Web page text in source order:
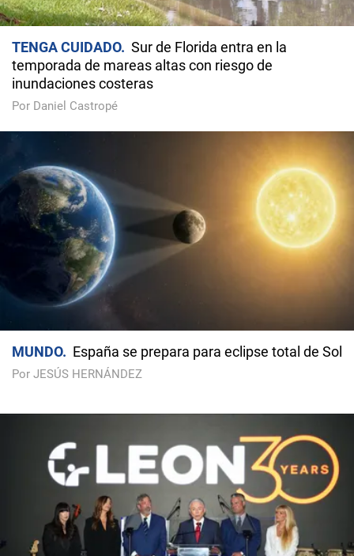
TENGA CUIDADO
Sur de Florida entra en la
temporada de mareas altas con riesgo de
inundaciones costeras
Por Daniel Castropé
MUNDO España se prepara para eclipse total de Sol
Por JESÚS HERNÁNDEZ